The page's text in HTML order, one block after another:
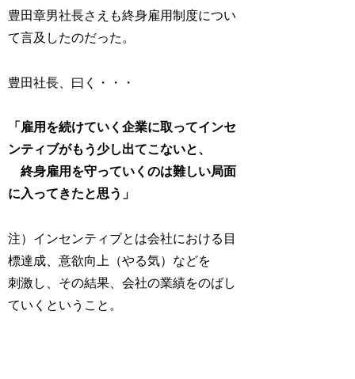
豊田章男社長さえも終身雇用制度につい
て言及したのだった。
豊田社長、曰く・・・
「雇用を続けていく企業に取ってインセ
ンティブがもう少し出てこないと、
終身雇用を守っていくのは難しい局面
に入ってきたと思う」
注）インセンティブとは会社における目
標達成、意欲向上（やる気）などを
刺激し、その結果、会社の業績をのばし
ていくということ。